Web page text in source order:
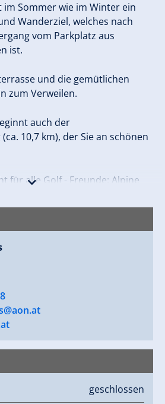
im Sommer wie im Winter ein
Wanderziel, welches nach
vom Parkplatz aus
ist.
und die gemütlichen
zum Verweilen.
auch der
10,7 km), der Sie an schönen
für alle Golf - Freunde: Alpine
für das reichhaltige Fischwasser
für Ihren Angelausflug ist
im Zentrum von Gerlos
geschlossen